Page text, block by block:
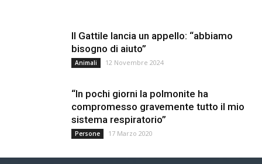
Il Gattile lancia un appello: “abbiamo
bisogno di aiuto”
Animali 12 Novembre 2024
“In pochi giorni la polmonite ha
compromesso gravemente tutto il mio
sistema respiratorio”
Persone 17 Marzo 2020